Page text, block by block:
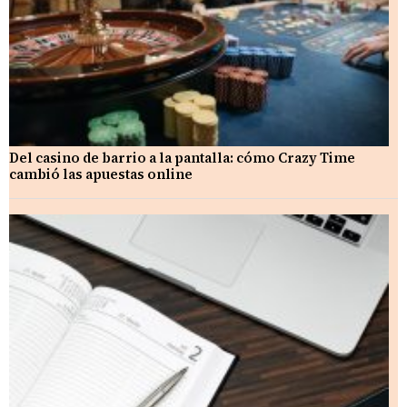
Del casino de barrio a la pantalla: cómo Crazy Time
cambió las apuestas online